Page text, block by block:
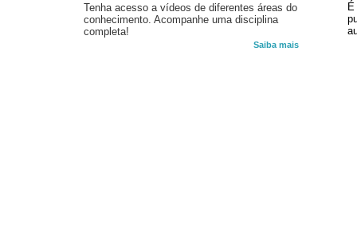
Tenha acesso a vídeos de diferentes áreas do
conhecimento. Acompanhe uma disciplina
completa!
Saiba mais